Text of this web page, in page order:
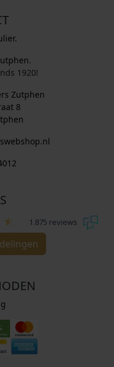
.
1920!
Zutphen
8
1.875 reviews